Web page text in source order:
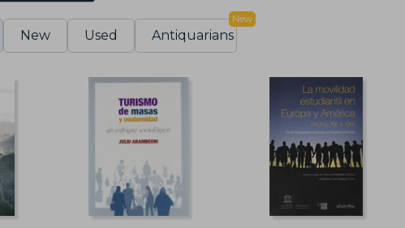
New Used Antiquarians
New